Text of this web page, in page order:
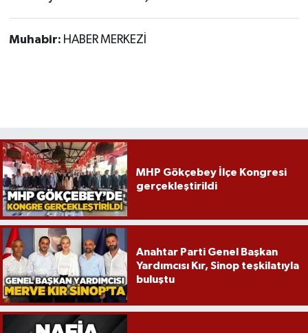
Muhabir: HABER MERKEZİ
MHP Gökçebey İlçe Kongresi
gerçekleştirildi
Anahtar Parti Genel Başkan
Yardımcısı Kır, Sinop teşkilatıyla
buluştu